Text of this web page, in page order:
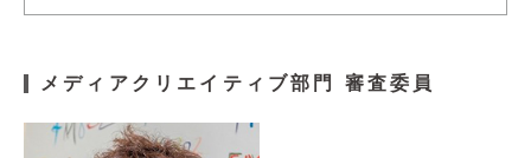
メディアクリエイティブ部門 審査委員